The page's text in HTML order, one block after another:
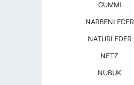
GUMMI
NARBENLEDER
NATURLEDER
NETZ
NUBUK